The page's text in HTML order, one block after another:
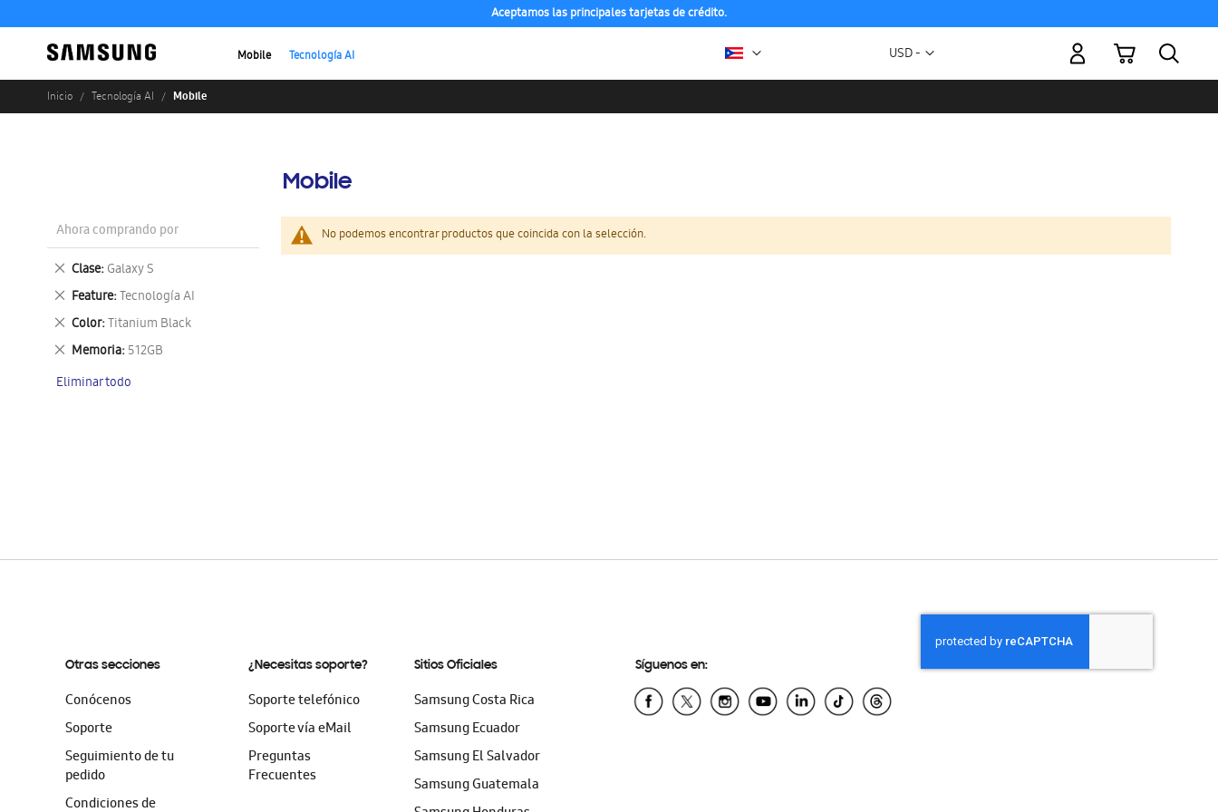
Aceptamos las principales tarjetas de crédito.
Mobile Tecnología AI Moneda
USD -
Mi carrito
Inicio Tecnología AI Mobile
Mobile
No podemos encontrar productos que coincida con la selección.
Ahora comprando por
Clase Galaxy S
Eliminar
este
artículo
Feature Tecnología AI
Eliminar
este
artículo
Color Titanium Black
Eliminar
este
artículo
Memoria 512GB
Eliminar
artículo
Eliminar todo
Otras secciones
Conócenos
Soporte
Seguimiento de tu
pedido
Condiciones de
¿Necesitas soporte?
Soporte telefónico
Soporte vía eMail
Preguntas
Frecuentes
Sitios Oficiales
Samsung Costa Rica
Samsung Ecuador
Samsung El Salvador
Samsung Guatemala
Síguenos en: